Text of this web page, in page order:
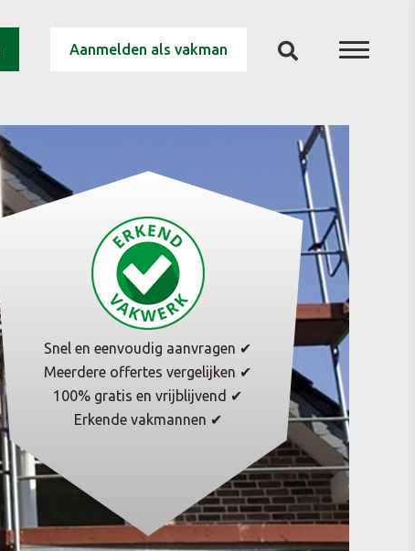
Aanmelden als vakman
Snel en eenvoudig aanvragen ✔
Meerdere offertes vergelijken ✔
100% gratis en vrijblijvend ✔
Erkende vakmannen ✔